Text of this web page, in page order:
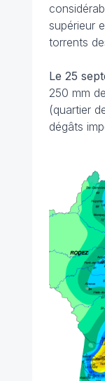
supérieur
torrents
Le 25
250 mm
(quartier
dégâts